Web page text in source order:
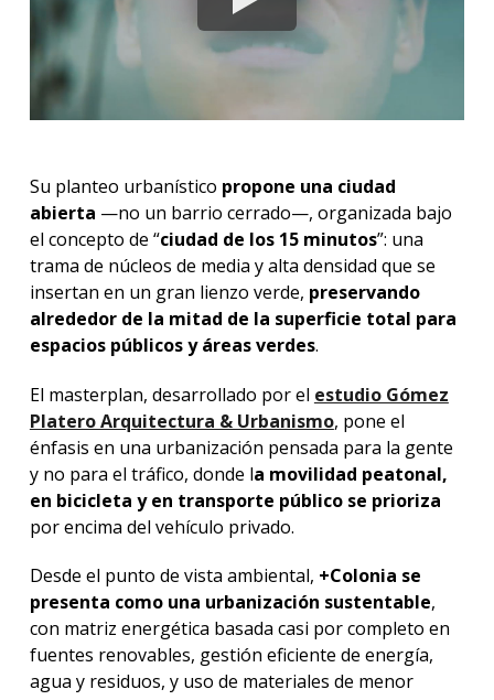
Su planteo urbanístico propone una ciudad
abierta —no un barrio cerrado—, organizada bajo
el concepto de “ciudad de los 15 minutos”: una
trama de núcleos de media y alta densidad que se
insertan en un gran lienzo verde, preservando
alrededor de la mitad de la superficie total para
espacios públicos y áreas verdes.
El masterplan, desarrollado por el estudio Gómez
Platero Arquitectura & Urbanismo, pone el
énfasis en una urbanización pensada para la gente
y no para el tráfico, donde la movilidad peatonal,
en bicicleta y en transporte público se prioriza
por encima del vehículo privado.
Desde el punto de vista ambiental, +Colonia se
presenta como una urbanización sustentable,
con matriz energética basada casi por completo en
fuentes renovables, gestión eficiente de energía,
agua y residuos, y uso de materiales de menor